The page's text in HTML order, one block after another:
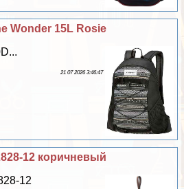
Wonder 15L Rosie
21 07 2026 3:46:47
12 коричневый
12